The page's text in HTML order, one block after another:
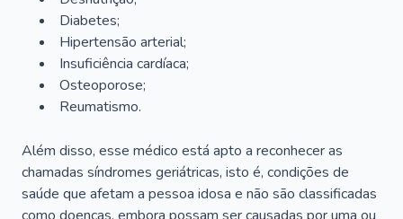
Diabetes;
Hipertensão arterial;
Insuficiência cardíaca;
Osteoporose;
Reumatismo.
Além disso, esse médico está apto a reconhecer as
chamadas síndromes geriátricas, isto é, condições de
saúde que afetam a pessoa idosa e não são classificadas